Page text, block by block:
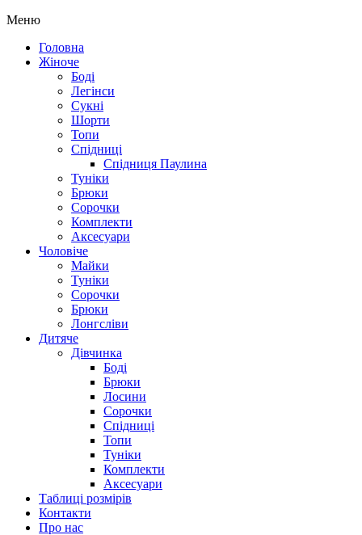
Меню
Головна
Жіноче
Боді
Легінси
Сукні
Шорти
Топи
Спідниці
Спідниця Паулина
Туніки
Брюки
Сорочки
Комплекти
Аксесуари
Чоловіче
Майки
Туніки
Сорочки
Брюки
Лонгсліви
Дитяче
Дівчинка
Боді
Брюки
Лосини
Сорочки
Спідниці
Топи
Туніки
Комплекти
Аксесуари
Таблиці розмірів
Контакти
Про нас